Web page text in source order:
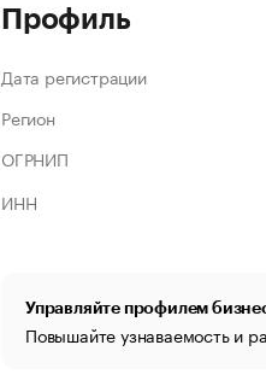
Профиль
Дата регистрации
Регион
ОГРНИП
ИНН
Управляйте профилем
Повышайте узнаваемость и